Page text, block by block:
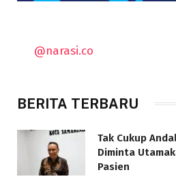
@narasi.co
BERITA TERBARU
Tak Cukup
Diminta
Pasien